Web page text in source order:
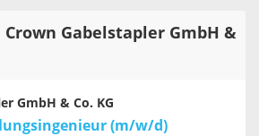
Crown Gabelstapler GmbH &
GmbH & Co. KG
(m/w/d)